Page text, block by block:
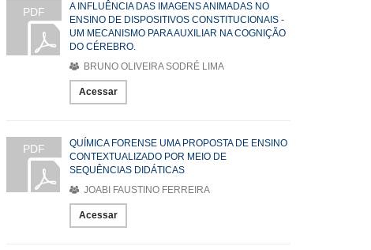
PDF
A INFLUÊNCIA DAS IMAGENS ANIMADAS NO
ENSINO DE DISPOSITIVOS CONSTITUCIONAIS -
UM MECANISMO PARA AUXILIAR NA COGNIÇÃO
DO CÉREBRO.
BRUNO OLIVEIRA SODRÉ LIMA
Acessar
PDF
QUÍMICA FORENSE UMA PROPOSTA DE ENSINO
CONTEXTUALIZADO POR MEIO DE
SEQUÊNCIAS DIDÁTICAS
JOABI FAUSTINO FERREIRA
Acessar